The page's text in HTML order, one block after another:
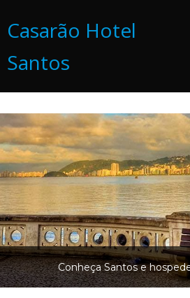
Casarão Hotel
Santos
Conheça Santos e